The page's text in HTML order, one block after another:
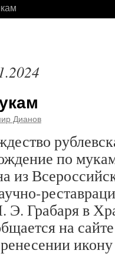
Дианов
по
из
Э. Грабаря в
на